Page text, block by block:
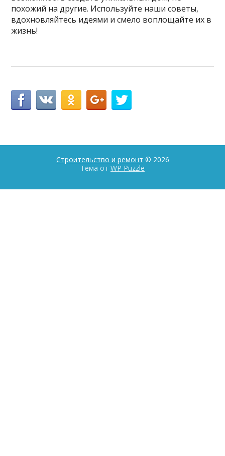
похожий на другие. Используйте наши советы,
вдохновляйтесь идеями и смело воплощайте их в
жизнь!
Строительство и ремонт © 2026
Тема от WP Puzzle